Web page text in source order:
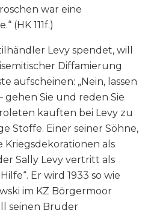
war eine
(HK 111f.)
Levy spendet, will
Diffamierung
aufscheinen: „Nein, lassen
gehen Sie und reden Sie
kauften bei Levy zu
Stoffe. Einer seiner Söhne,
Kriegsdekorationen als
Sally Levy vertritt als
Er wird 1933 so wie
im KZ Börgermoor
seinen Bruder